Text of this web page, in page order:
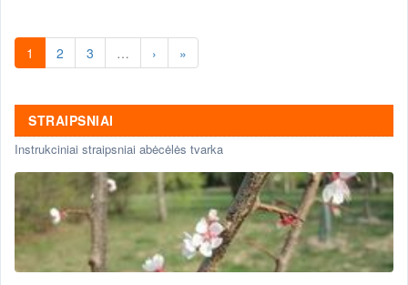
1 2 3 … › »
STRAIPSNIAI
Instrukciniai straipsniai abėcėlės tvarka